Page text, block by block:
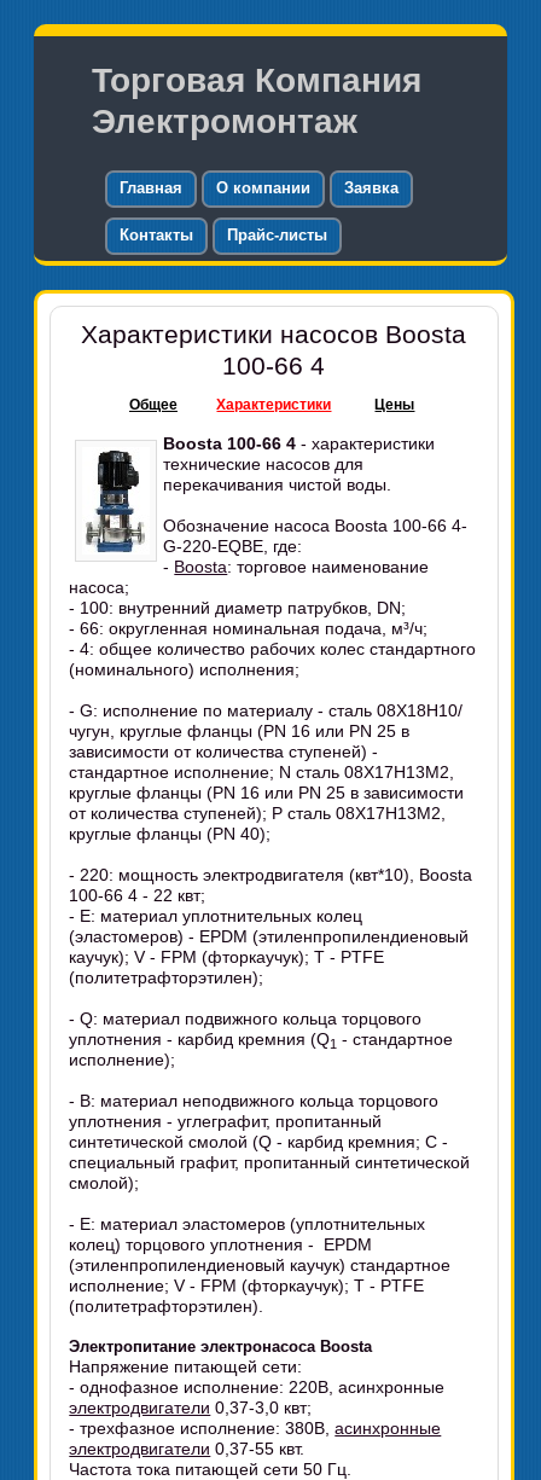
Торговая Компания
Электромонтаж
Главная О компании Заявка
Контакты Прайс-листы
Характеристики насосов Boosta
100-66 4
Общее Характеристики Цены
Boosta 100-66 4 - характеристики
технические насосов для
перекачивания чистой воды.
Обозначение насоса Boosta 100-66 4-
G-220-EQBE, где:
- Boosta: торговое наименование
насоса;
- 100: внутренний диаметр патрубков, DN;
- 66: округленная номинальная подача, м³/ч;
- 4: общее количество рабочих колес стандартного
(номинального) исполнения;
- G: исполнение по материалу - сталь 08Х18Н10/
чугун, круглые фланцы (PN 16 или PN 25 в
зависимости от количества ступеней) -
стандартное исполнение; N сталь 08Х17Н13М2,
круглые фланцы (PN 16 или PN 25 в зависимости
от количества ступеней); P сталь 08Х17Н13М2,
круглые фланцы (PN 40);
- 220: мощность электродвигателя (квт*10), Boosta
100-66 4 - 22 квт;
- Е: материал уплотнительных колец
(эластомеров) - EPDM (этиленпропилендиеновый
каучук); V - FPM (фторкаучук); Т - PТFЕ
(политетрафторэтилен);
- Q: материал подвижного кольца торцового
уплотнения - карбид кремния (Q1 - стандартное
исполнение);
- В: материал неподвижного кольца торцового
уплотнения - углеграфит, пропитанный
синтетической смолой (Q - карбид кремния; С -
специальный графит, пропитанный синтетической
смолой);
- Е: материал эластомеров (уплотнительных
колец) торцового уплотнения - EPDM
(этиленпропилендиеновый каучук) стандартное
исполнение; V - FPM (фторкаучук); Т - PТFЕ
(политетрафторэтилен).
Электропитание электронасоса Boosta
Напряжение питающей сети:
- однофазное исполнение: 220В, асинхронные
электродвигатели 0,37-3,0 квт;
- трехфазное исполнение: 380В,асинхронные
электродвигатели 0,37-55 квт.
Частота тока питающей сети 50 Гц.